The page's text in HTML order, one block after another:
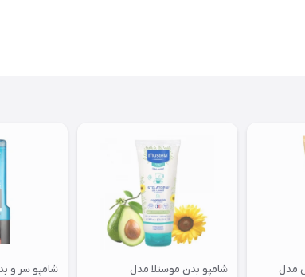
مدل
شامپو بدن موستلا مدل
شامپو سر و